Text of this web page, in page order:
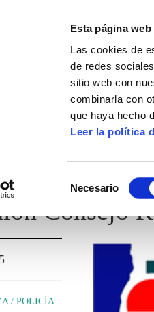
Esta página
Las cookies de
de redes
sitio web con
combinarla con
que haya hecho
Leer la política
Necesario
/ POLICÍA
Consejo
/ POLICÍA